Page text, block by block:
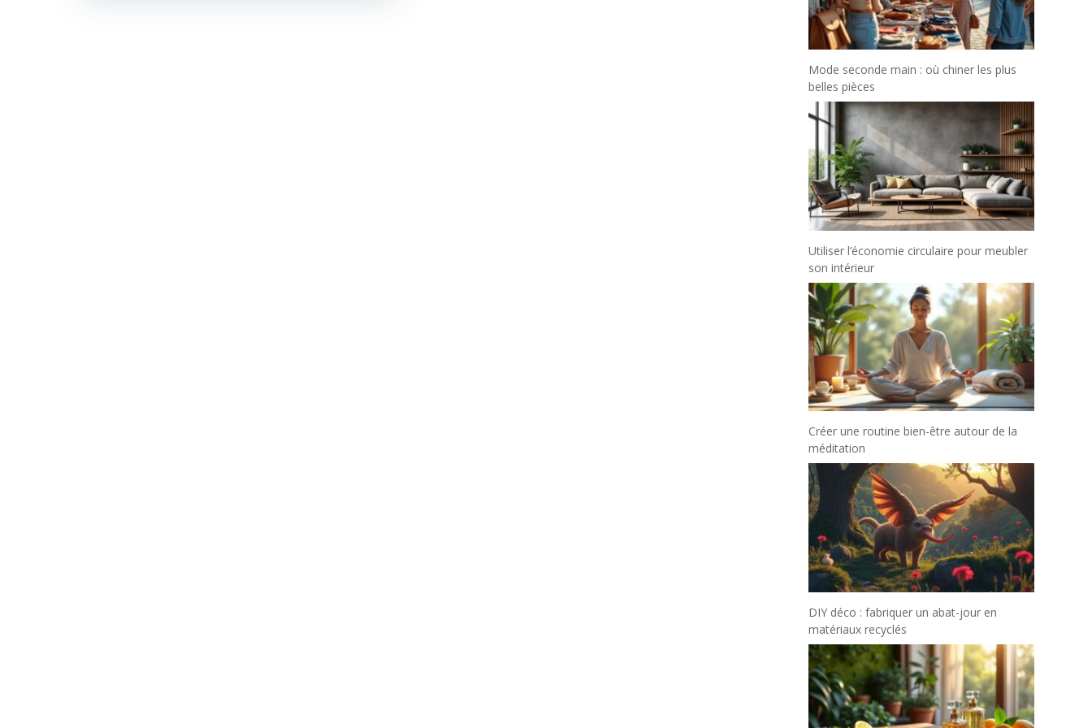
Mode seconde main : où chiner les plus
belles pièces
Utiliser l’économie circulaire pour meubler
son intérieur
Créer une routine bien-être autour de la
méditation
DIY déco : fabriquer un abat-jour en
matériaux recyclés